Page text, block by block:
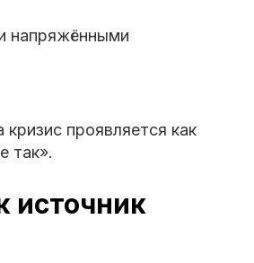
напряжёнными
проявляется как
так».
источник